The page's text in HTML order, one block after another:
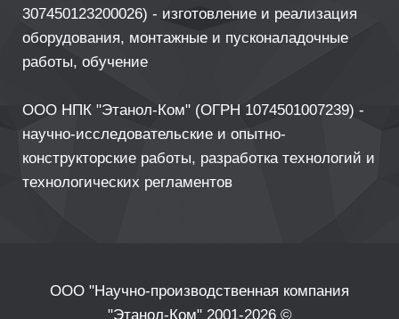
307450123200026) - изготовление и реализация
оборудования, монтажные и пусконаладочные
работы, обучение
ООО НПК "Этанол-Ком" (ОГРН 1074501007239) -
научно-исследовательские и опытно-
конструкторские работы, разработка технологий и
технологических регламентов
ООО "Научно-производственная компания
"Этанол-Ком" 2001-2026 ©